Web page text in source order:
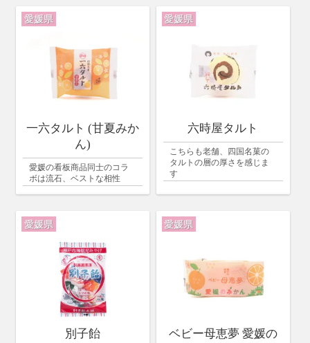
愛媛県
一六タルト (甘夏みか
ん)
愛媛の看板商品同士のコラ
ボは流石、ベストな相性
愛媛県
六時屋タルト
こちらも老舗、四国名菓の
タルトの層の厚さを感じま
す
愛媛県
別子飴
愛媛県
ベビー母恵夢 愛媛の